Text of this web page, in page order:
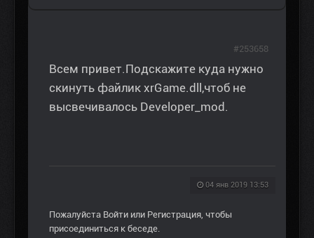
Всем привет.Подскажите куда нужно
скинуть файлик xrGame.dll,чтоб не
высвечивалось Developer_mod.
04 янв 2019 13:53
#253658
Пожалуйста Войти или Регистрация , чтобы
присоединиться к беседе.